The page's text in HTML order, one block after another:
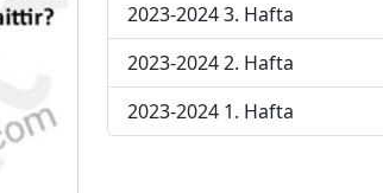
2023-2024 3. Hafta
2023-2024 2. Hafta
2023-2024 1. Hafta